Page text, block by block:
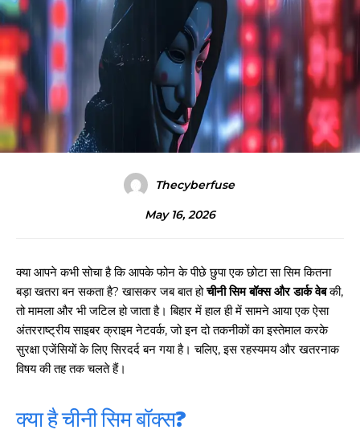
Thecyberfuse
May 16, 2026
क्या आपने कभी सोचा है कि आपके फोन के पीछे छुपा एक छोटा सा सिम कितना
बड़ा खतरा बन सकता है? खासकर जब बात होचीनी सिम बॉक्स और डार्क वेबकी,
तो मामला और भी जटिल हो जाता है। बिहार में हाल ही में सामने आया एक ऐसा
अंतरराष्ट्रीय साइबर क्राइम नेटवर्क, जो इन दो तकनीकों का इस्तेमाल करके
सुरक्षा एजेंसियों के लिए सिरदर्द बन गया है। चलिए, इस रहस्यमय और खतरनाक
विषय की तह तक चलते हैं।
क्या है चीनी सिम बॉक्स?